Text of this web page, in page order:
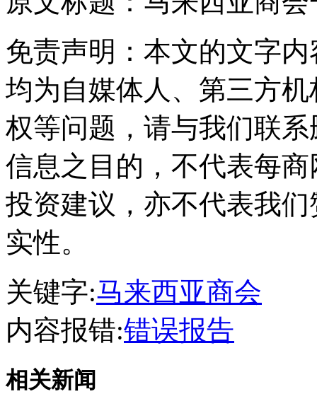
免责声明：本文的文字
均为自媒体人、第三方
权等问题，请与我们联
信息之目的，不代表每
投资建议，亦不代表我
实性。
关键字:马来西亚商会
内容报错:错误报告
相关新闻